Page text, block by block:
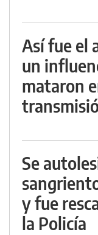
Así fue el
un
mataron
Se
y fue
la Policía